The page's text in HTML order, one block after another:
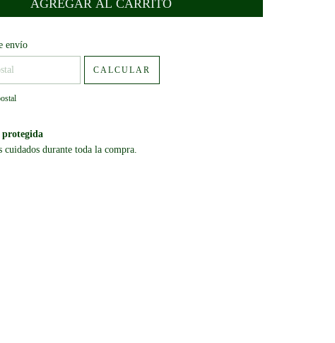
CP:
envío
CALCULAR
cuidados durante toda la compra.